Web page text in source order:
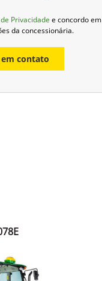
Privacidade e concordo em
da concessionária.
contato